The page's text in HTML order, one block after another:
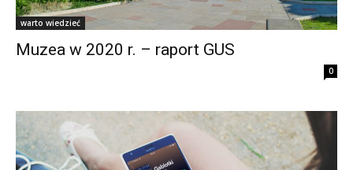
warto wiedzieć
Muzea w 2020 r. – raport GUS
0